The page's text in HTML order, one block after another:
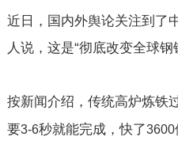
近日，国内外舆论关注到了
人说，这是“彻底改变全球钢
按新闻介绍，传统高炉炼铁
要3-6秒就能完成，快了3600